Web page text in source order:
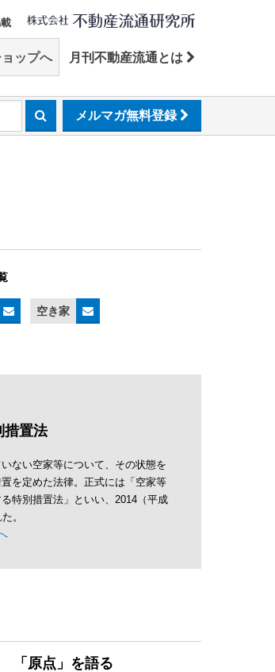
ップへ 月刊不動産流通とは
メルマガ無料登録
空き家
措置法
ない空家等について、その状態を
を定めた法律。正式には「空家等
特別措置法」といい、2014（平成
。
「原点」を語る